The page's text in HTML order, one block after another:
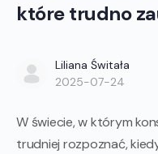
które trudno
Liliana Świtała
2025-07-24
W świecie, w którym
trudniej rozpoznać,